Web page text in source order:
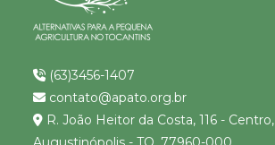
(63)3456-1407
contato@apato.org.br
R. João Heitor da Costa, 116 - Centro,